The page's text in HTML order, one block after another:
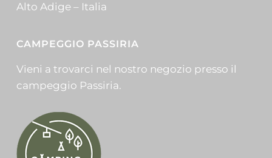
Alto Adige – Italia
CAMPEGGIO PASSIRIA
Vieni a trovarci nel nostro negozio presso il
campeggio Passiria.